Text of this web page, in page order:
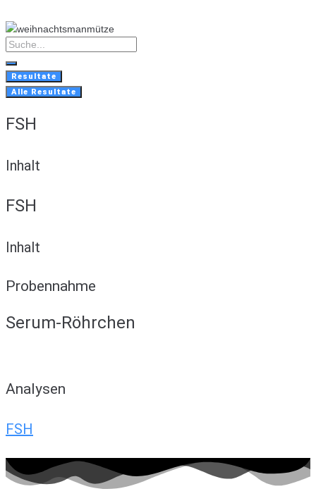
to
content
Search
...
Resultate
Alle Resultate
FSH
Inhalt
FSH
Inhalt
Probennahme
Serum-Röhrchen
Analysen
FSH